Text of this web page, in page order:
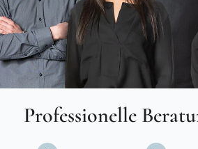
Professionelle